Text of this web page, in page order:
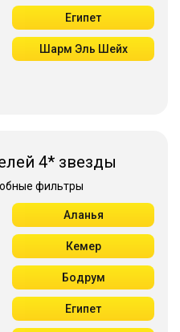
Египет
Шарм Эль Шейх
4* звезды
фильтры
Аланья
Кемер
Бодрум
Египет